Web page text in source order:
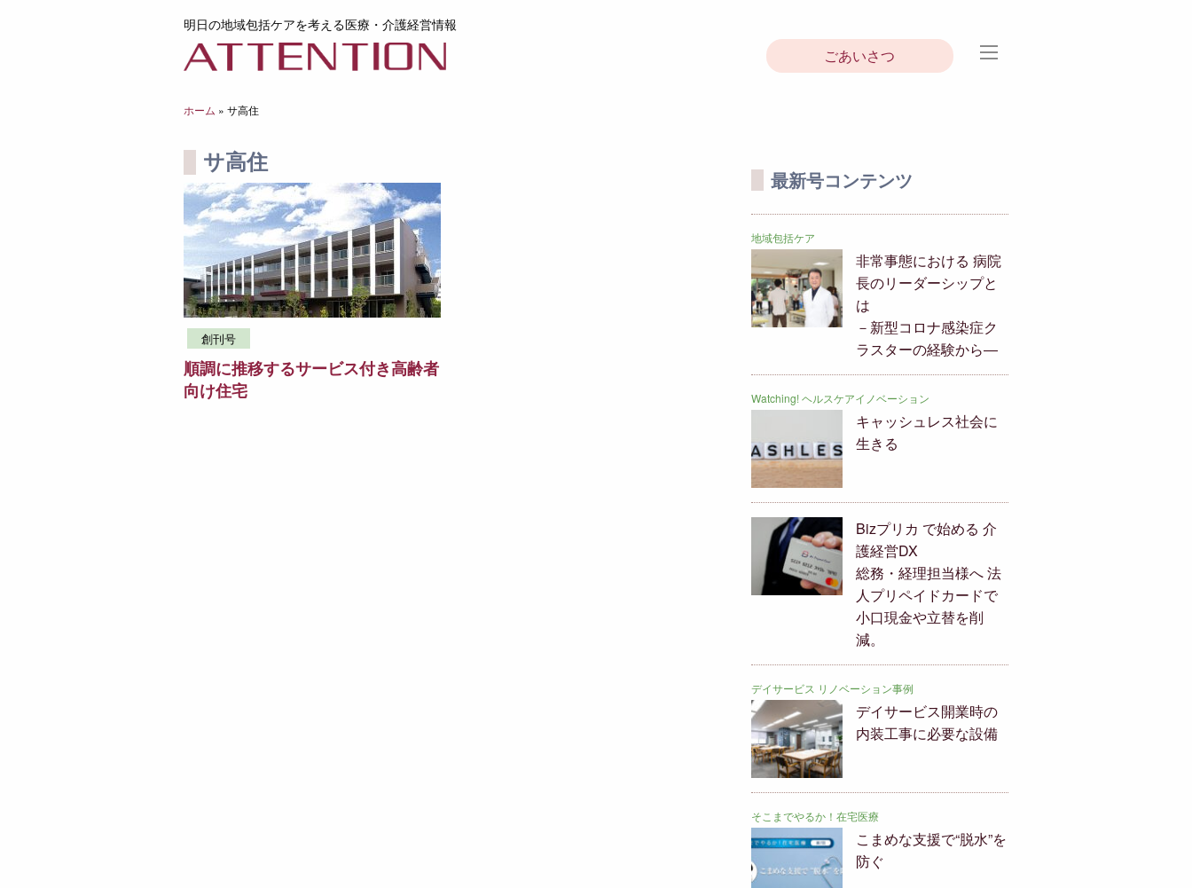
明日の地域包括ケアを考える医療・介護経営情報
ごあいさつ
ホーム » サ高住
サ高住
創刊号
順調に推移するサービス付き高齢者
向け住宅
最新号コンテンツ
地域包括ケア
非常事態における 病院
長のリーダーシップと
は
－新型コロナ感染症ク
ラスターの経験から―
Watching! ヘルスケアイノベーション
キャッシュレス社会に
生きる
Bizプリカ で始める 介
護経営DX
総務・経理担当様へ 法
人プリペイドカードで
小口現金や立替を削
減。
デイサービス リノベーション事例
デイサービス開業時の
内装工事に必要な設備
そこまでやるか！在宅医療
こまめな支援で“脱水”を
防ぐ